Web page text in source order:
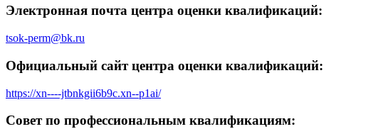
Электронная почта центра оценки квалификаций:
tsok-perm@bk.ru
Официальный сайт центра оценки квалификаций:
https://xn----jtbnkgii6b9c.xn--p1ai/
Совет по профессиональным квалификациям: